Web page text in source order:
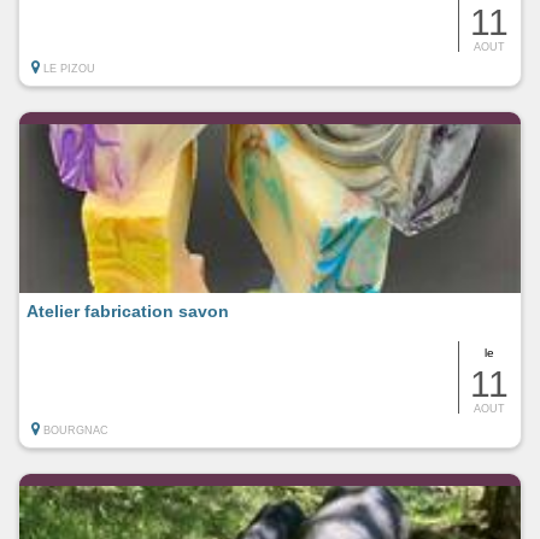
11
AOUT
LE PIZOU
le
11
AOUT
Atelier fabrication savon
BOURGNAC